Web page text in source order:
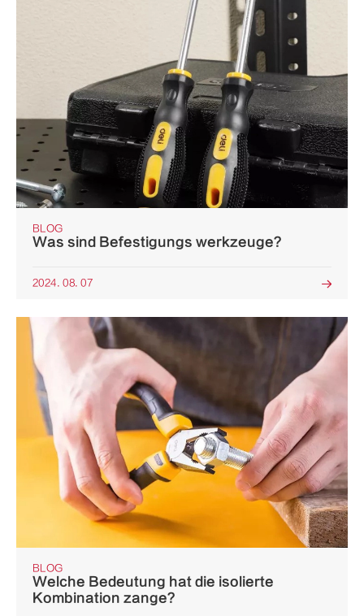
BLOG
Was sind Befestigungs werkzeuge?
2024. 08. 07 
BLOG
Welche Bedeutung hat die isolierte
Kombination zange?